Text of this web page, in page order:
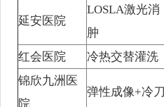
延安医院
LOSLA激光消
肿
红会医院 冷热交替灌洗
锦欣九洲医
院
弹性成像+冷刀